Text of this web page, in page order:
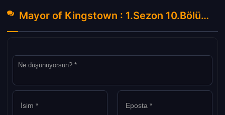
Mayor of Kingstown : 1.Sezon 10.Bölüm Hakkında Yorumlar